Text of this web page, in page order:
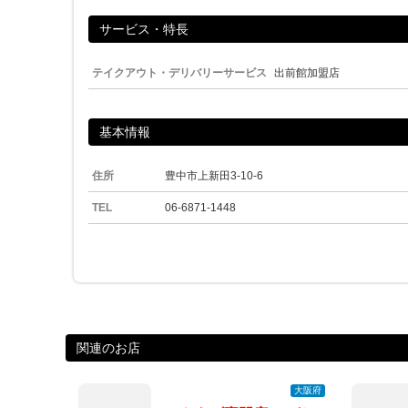
サービス・特長
テイクアウト・デリバリーサービス 出前館加盟店
基本情報
住所 豊中市上新田3-10-6
TEL 06-6871-1448
関連のお店
大阪府